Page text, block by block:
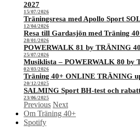
2027
15/07/2026
Träningsresa med Apollo Sport
12/04/2026
Resa till Gardasjön med Träning
28/01/2026
POWERWALK 81 by TRÄNING
25/07/2026
Musiklista – POWERWALK 80 by
02/03/2026
Träning 40+ ONLINE TRÄNING
20/12/2025
SALMING Sport BH-test och
23/06/2025
Previous Next
Om Träning 40+
Spotify